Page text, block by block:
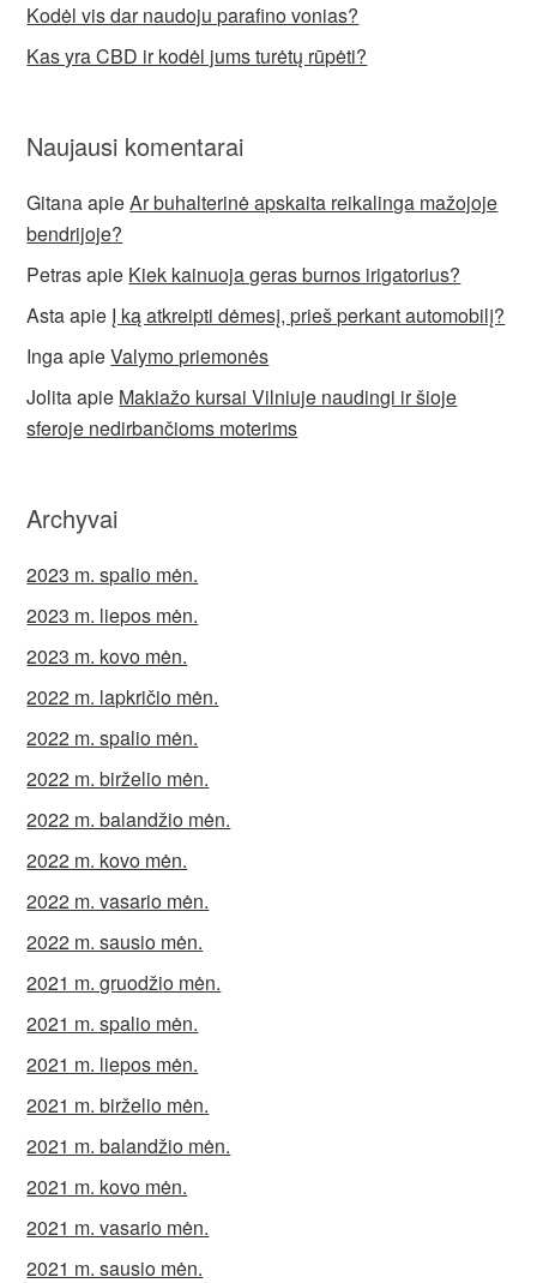
Kodėl vis dar naudoju parafino vonias?
Kas yra CBD ir kodėl jums turėtų rūpėti?
Naujausi komentarai
GitanaapieAr buhalterinė apskaita reikalinga mažojoje
bendrijoje?
Petrasapie Kiek kainuoja geras burnos irigatorius?
Astaapie Į ką atkreipti dėmesį, prieš perkant automobilį?
IngaapieValymo priemonės
Jolitaapie Makiažo kursai Vilniuje naudingi ir šioje
sferoje nedirbančioms moterims
Archyvai
2023 m. spalio mėn.
2023 m. liepos mėn.
2023 m. kovo mėn.
2022 m. lapkričio mėn.
2022 m. spalio mėn.
2022 m. birželio mėn.
2022 m. balandžio mėn.
2022 m. kovo mėn.
2022 m. vasario mėn.
2022 m. sausio mėn.
2021 m. gruodžio mėn.
2021 m. spalio mėn.
2021 m. liepos mėn.
2021 m. birželio mėn.
2021 m. balandžio mėn.
2021 m. kovo mėn.
2021 m. vasario mėn.
2021 m. sausio mėn.